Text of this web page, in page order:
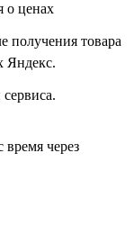
о ценах
получения товара
Яндекс.
через